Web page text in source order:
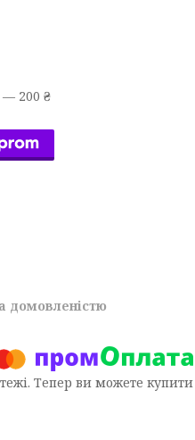
— 200 ₴
домовленістю
Тепер ви можете